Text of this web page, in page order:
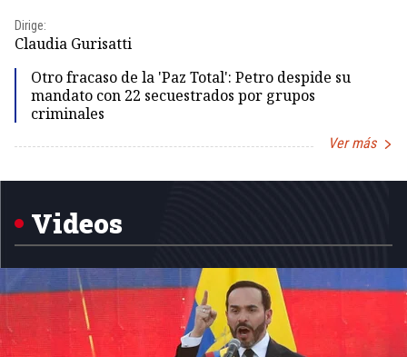
Dirige:
Claudia Gurisatti
Otro fracaso de la 'Paz Total': Petro despide su
mandato con 22 secuestrados por grupos
criminales
Ver más
1
Videos